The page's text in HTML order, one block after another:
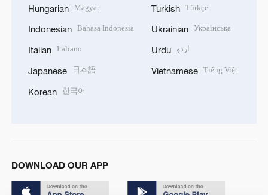
Hungarian Magyar
Indonesian Bahasa Indonesia
Italian Italiano
Japanese 日本語
Korean 한국어
Turkish Türkçe
Ukrainian Українська
Urdu اردو
Vietnamese Tiếng Việt
DOWNLOAD OUR APP